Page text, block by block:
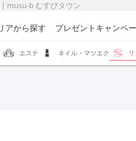
musu-b むすびタウン
アから探す プレゼントキャンペ
エステ ネイル・マツエク